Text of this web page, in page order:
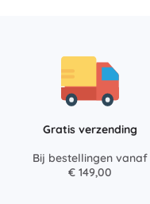
Gratis verzending
Bij bestellingen vanaf
€ 149,00